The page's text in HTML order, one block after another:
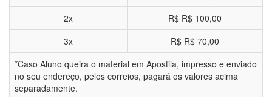
2x
R$ R$ 100,00
3x
R$ R$ 70,00
*Caso Aluno queira o material em Apostila, impresso e enviado
no seu endereço, pelos correios, pagará os valores acima
separadamente.